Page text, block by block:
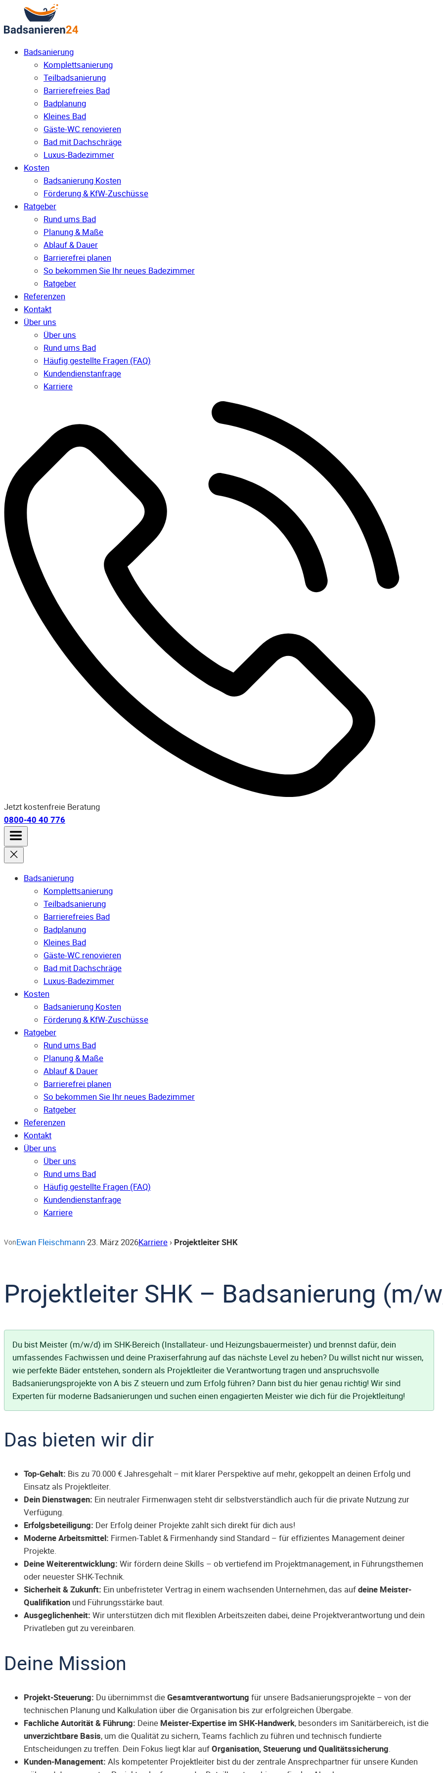
Badsanierung
Komplettsanierung
Teilbadsanierung
Barrierefreies Bad
Badplanung
Kleines Bad
Gäste-WC renovieren
Bad mit Dachschräge
Luxus-Badezimmer
Kosten
Badsanierung Kosten
Förderung & KfW-Zuschüsse
Ratgeber
Rund ums Bad
Planung & Maße
Ablauf & Dauer
Barrierefrei planen
So bekommen Sie Ihr neues Badezimmer
Ratgeber
Referenzen
Kontakt
Über uns
Über uns
Rund ums Bad
Häufig gestellte Fragen (FAQ)
Kunden­dienst­anfrage
Karriere
Jetzt kostenfreie Beratung
0800-40 40 776
Badsanierung
Komplettsanierung
Teilbadsanierung
Barrierefreies Bad
Badplanung
Kleines Bad
Gäste-WC renovieren
Bad mit Dachschräge
Luxus-Badezimmer
Kosten
Badsanierung Kosten
Förderung & KfW-Zuschüsse
Ratgeber
Rund ums Bad
Planung & Maße
Ablauf & Dauer
Barrierefrei planen
So bekommen Sie Ihr neues Badezimmer
Ratgeber
Referenzen
Kontakt
Über uns
Über uns
Rund ums Bad
Häufig gestellte Fragen (FAQ)
Kunden­dienst­anfrage
Karriere
VonEwan Fleischmann·23. März 2026Karriere › Projektleiter SHK
Projektleiter SHK – Badsanierung (m/
Du bist Meister (m/w/d) im SHK-Bereich (Installateur- und Heizungsbauermeister) und brennst dafür, dein
umfassendes Fachwissen und deine Praxiserfahrung auf das nächste Level zu heben? Du willst nicht nur wissen,
wie perfekte Bäder entstehen, sondern als Projektleiter die Verantwortung tragen und anspruchsvolle
Badsanierungsprojekte von A bis Z steuern und zum Erfolg führen? Dann bist du hier genau richtig! Wir sind
Experten für moderne Badsanierungen und suchen einen engagierten Meister wie dich für die Projektleitung!
Das bieten wir dir
Top-Gehalt: Bis zu 70.000 € Jahresgehalt – mit klarer Perspektive auf mehr, gekoppelt an deinen Erfolg und
Einsatz als Projektleiter.
Dein Dienstwagen: Ein neutraler Firmenwagen steht dir selbstverständlich auch für die private Nutzung zur
Verfügung.
Erfolgsbeteiligung: Der Erfolg deiner Projekte zahlt sich direkt für dich aus!
Moderne Arbeitsmittel: Firmen-Tablet & Firmenhandy sind Standard – für effizientes Management deiner
Projekte.
Deine Weiterentwicklung: Wir fördern deine Skills – ob vertiefend im Projektmanagement, in Führungsthemen
oder neuester SHK-Technik.
Sicherheit & Zukunft: Ein unbefristeter Vertrag in einem wachsenden Unternehmen, das aufdeine Meister-
Qualifikation und Führungsstärke baut.
Ausgeglichenheit: Wir unterstützen dich mit flexiblen Arbeitszeiten dabei, deine Projektverantwortung und dein
Privatleben gut zu vereinbaren.
Deine Mission
Projekt-Steuerung: Du übernimmst dieGesamtverantwortung für unsere Badsanierungsprojekte – von der
technischen Planung und Kalkulation über die Organisation bis zur erfolgreichen Übergabe.
Fachliche Autorität & Führung: Deine Meister-Expertise im SHK-Handwerk, besonders im Sanitärbereich, ist die
unverzichtbare Basis, um die Qualität zu sichern, Teams fachlich zu führen und technisch fundierte
Entscheidungen zu treffen. Dein Fokus liegt klar aufOrganisation, Steuerung und Qualitätssicherung.
Kunden-Management: Als kompetenter Projektleiter bist du der zentrale Ansprechpartner für unsere Kunden